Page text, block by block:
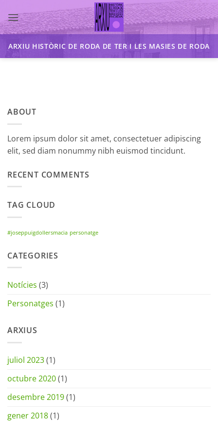
to
content
ARXIU HISTÒRIC DE RODA DE TER I LES MASIES DE RODA
ABOUT
Lorem ipsum dolor sit amet, consectetuer adipiscing
elit, sed diam nonummy nibh euismod tincidunt.
RECENT COMMENTS
TAG CLOUD
#joseppuigdollersmacia personatge
CATEGORIES
Notícies (3)
Personatges (1)
ARXIUS
juliol 2023(1)
octubre 2020(1)
desembre 2019(1)
gener 2018(1)